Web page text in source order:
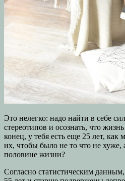
Это нелегко: надо найти в себе
стереотипов и осознать, что
конец, у тебя есть еще 25 лет,
их, чтобы было не то что не
половине жизни?
Согласно статистическим